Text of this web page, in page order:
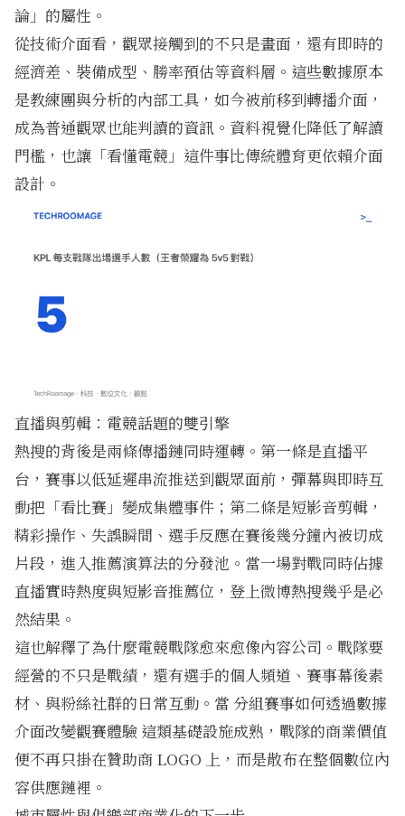
論」的屬性。
從技術介面看，觀眾接觸到的不只是畫面，還有即時的
經濟差、裝備成型、勝率預估等資料層。這些數據原本
是教練團與分析的內部工具，如今被前移到轉播介面，
成為普通觀眾也能判讀的資訊。資料視覺化降低了解讀
門檻，也讓「看懂電競」這件事比傳統體育更依賴介面
設計。
直播與剪輯：電競話題的雙引擎
熱搜的背後是兩條傳播鏈同時運轉。第一條是直播平
台，賽事以低延遲串流推送到觀眾面前，彈幕與即時互
動把「看比賽」變成集體事件；第二條是短影音剪輯，
精彩操作、失誤瞬間、選手反應在賽後幾分鐘內被切成
片段，進入推薦演算法的分發池。當一場對戰同時佔據
直播實時熱度與短影音推薦位，登上微博熱搜幾乎是必
然結果。
這也解釋了為什麼電競戰隊愈來愈像內容公司。戰隊要
經營的不只是戰績，還有選手的個人頻道、賽事幕後素
材、與粉絲社群的日常互動。當 分組賽事如何透過數據
介面改變觀賽體驗 這類基礎設施成熟，戰隊的商業價值
便不再只掛在贊助商 LOGO 上，而是散布在整個數位內
容供應鏈裡。